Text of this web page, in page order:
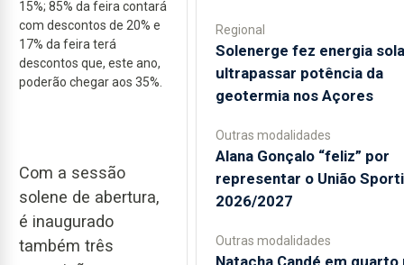
15%; 85% da feira contará
com descontos de 20% e
17% da feira terá
descontos que, este ano,
poderão chegar aos 35%.
Com a sessão
solene de abertura,
é inaugurado
também três
Regional
Solenerge fez energia
ultrapassar potência da
geotermia nos Açores
Outras modalidades
Alana Gonçalo “feliz” por
representar o União
2026/2027
Outras modalidades
Natacha Candé em quarto